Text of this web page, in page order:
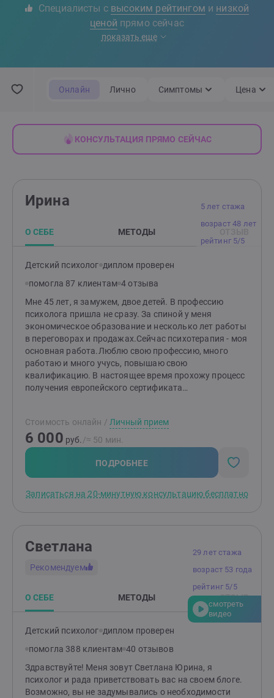
Специалисты с высоким рейтингом и низкой
ценой прямо сейчас
показать еще
Онлайн Лично Симптомы Цена
КОНСУЛЬТАЦИЯ ПРЯМО СЕЙЧАС
5 лет стажа
возраст 48 лет
рейтинг 5/5
Ирина
О СЕБЕ МЕТОДЫ
Детский психолог диплом проверен
помогла 87 клиентам 4 отзыва
Мне 45 лет, я замужем, двое детей. В профессию
психолога пришла не сразу. За спиной у меня
экономическое образование и несколько лет работы
в переговорах и продажах.Сейчас психотерапия - моя
основная работа.Люблю свою профессию, много
работаю и много учусь, повышаю свою
квалификацию. В настоящее время прохожу процесс
получения европейского сертификата
рисунок, спорт
Стоимость онлайн / Личный прием
6 000 руб. /≈ 50 мин.
ПОДРОБНЕЕ
Записаться на 20-минутную консультацию бесплатно
29 лет стажа
возраст 53 года
рейтинг 5/5
смотреть
видео
Светлана
Рекомендуем
О СЕБЕ МЕТОДЫ ОТЗЫВ
Детский психолог диплом проверен
помогла 388 клиентам 40 отзывов
Здравствуйте! Меня зовут Светлана Юрина, я
психолог и рада приветствовать вас на своем блоге.
Возможно, вы не задумывались о необходимости